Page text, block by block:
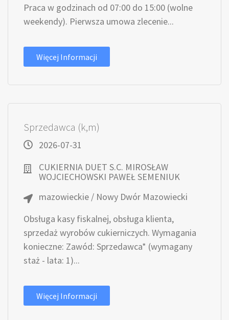
Praca w godzinach od 07:00 do 15:00 (wolne
weekendy). Pierwsza umowa zlecenie...
Więcej Informacji
Sprzedawca (k,m)
2026-07-31
CUKIERNIA DUET S.C. MIROSŁAW
WOJCIECHOWSKI PAWEŁ SEMENIUK
mazowieckie / Nowy Dwór Mazowiecki
Obsługa kasy fiskalnej, obsługa klienta,
sprzedaż wyrobów cukierniczych. Wymagania
konieczne: Zawód: Sprzedawca* (wymagany
staż - lata: 1)...
Więcej Informacji